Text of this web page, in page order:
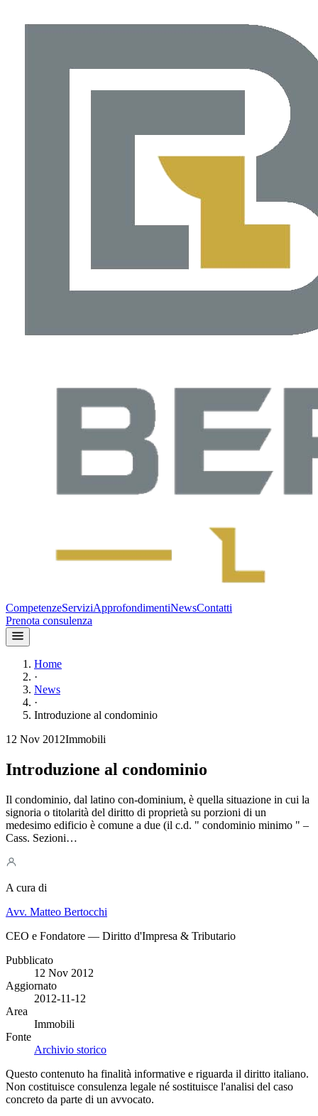
CompetenzeServiziApprofondimentiNewsContatti
Prenota consulenza
Home
·
News
·
Introduzione al condominio
12 Nov 2012Immobili
Introduzione al condominio
Il condominio, dal latino con-dominium, è quella situazione in cui la
signoria o titolarità del diritto di proprietà su porzioni di un
medesimo edificio è comune a due (il c.d. " condominio minimo " –
Cass. Sezioni…
A cura di
Avv. Matteo Bertocchi
CEO e Fondatore — Diritto d'Impresa & Tributario
Pubblicato
12 Nov 2012
Aggiornato
2012-11-12
Area
Immobili
Fonte
Archivio storico
Questo contenuto ha finalità informative e riguarda il diritto italiano.
Non costituisce consulenza legale né sostituisce l'analisi del caso
concreto da parte di un avvocato.